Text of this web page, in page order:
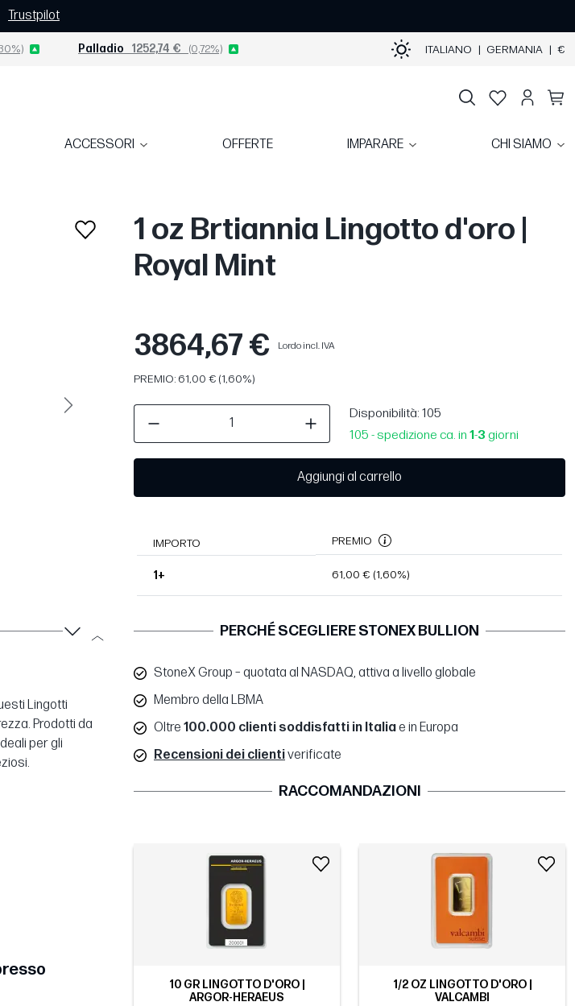
Trustpilot
Palladio 1252,74 € (0,72%) ITALIANO | GERMANIA | €
ACCESSORI OFFERTE IMPARARE CHI SIAMO
Avanti
1 oz Brtiannia Lingotto d'oro |
Royal Mint
3864,67 € Lordo incl. IVA
PREMIO: 61,00 € (1,60%)
Disponibilità: 105
105 - spedizione ca. in 1-3 giorni
Aggiungi al carrello
IMPORTO PREMIO
1+ 61,00 € (1,60%)
Lingotti
Prodotti da
per gli
PERCHÉ SCEGLIERE STONEX BULLION
StoneX Group – quotata al NASDAQ, attiva a livello globale
Membro della LBMA
Oltre 100.000 clienti soddisfatti in Italiae in Europa
Recensioni dei clientiverificate
RACCOMANDAZIONI
10 GR LINGOTTO D'ORO |
ARGOR-HERAEUS
1/2 OZ LINGOTTO D'ORO |
VALCAMBI